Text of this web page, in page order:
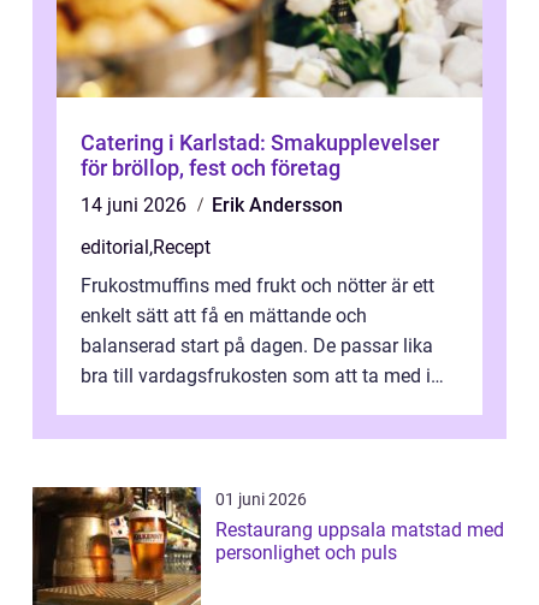
Catering i Karlstad: Smakupplevelser
för bröllop, fest och företag
14 juni 2026
Erik Andersson
editorial,Recept
Frukostmuffins med frukt och nötter är ett
enkelt sätt att få en mättande och
balanserad start på dagen. De passar lika
bra till vardagsfrukosten som att ta med i
01 juni 2026
Restaurang uppsala matstad med
personlighet och puls